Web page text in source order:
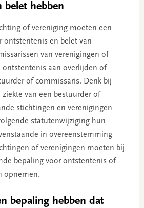
belet hebben
of vereniging moeten een
ontstentenis en belet van
van verenigingen of
ontstentenis aan overlijden of
of commissaris. Denk bij
van een bestuurder of
stichtingen en verenigingen
statutenwijziging hun
in overeenstemming
of verenigingen moeten bij
bepaling voor ontstentenis of
opnemen.
bepaling hebben dat